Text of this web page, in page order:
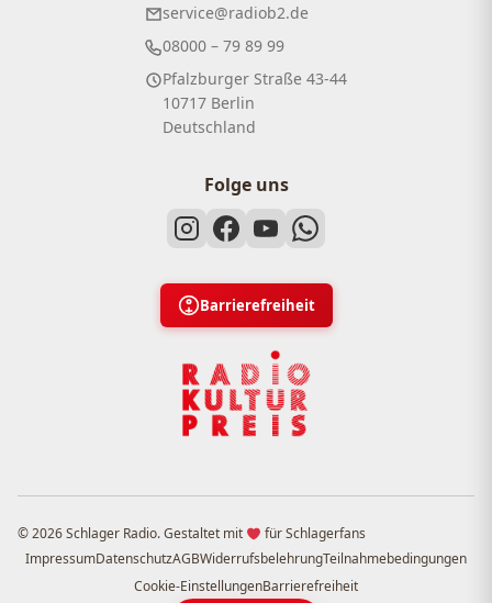
service@radiob2.de
08000 – 79 89 99
Pfalzburger Straße 43-44
10717 Berlin
Deutschland
Folge uns
Barrierefreiheit
© 2026 Schlager Radio. Gestaltet mit
für Schlagerfans
ImpressumDatenschutzAGBWiderrufsbelehrungTeilnahmebedingungen
Cookie-EinstellungenBarrierefreiheit